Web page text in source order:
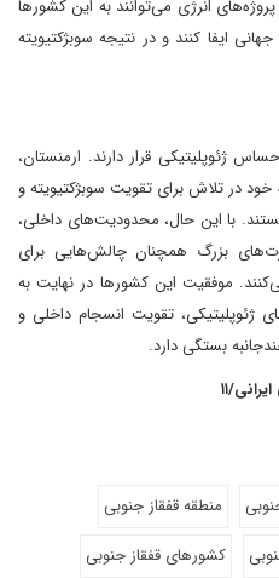
انرژی می‌توانند به این کشورها
ایفا کنند و در نتیجه سوبژکتیویته
ژئوپلیتیکی قرار دارند. ارمنستان،
در تلاش برای تقویت سوبژکتیویته و
با این حال، محدودیت‌های داخلی،
بزرگ همچنان چالش‌هایی برای
موفقیت این کشورها در نهایت به
ژئوپلیتیکی، تقویت انسجام داخلی و
بستگی دارد.
۱۱
منطقه قفقاز جنوبی
کشورهای قفقاز جنوبی